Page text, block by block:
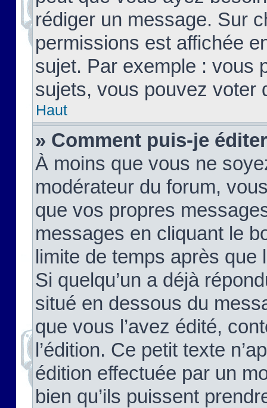
rédiger un message. Sur
permissions est affichée
sujet. Par exemple : vous
sujets, vous pouvez voter
Haut
» Comment puis-je
À moins que vous ne
modérateur du forum,
que vos propres
messages en cliquant le
limite de temps après que
Si quelqu’un a déjà
situé en dessous du
que vous l’avez édité,
l’édition. Ce petit texte
édition effectuée par un
bien qu’ils puissent